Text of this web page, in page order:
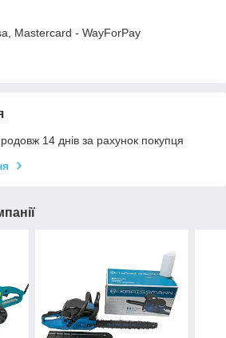
Mastercard - WayForPay
14 днів за рахунок покупця